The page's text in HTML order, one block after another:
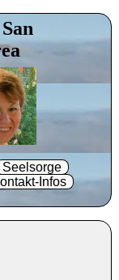
Seelsorge
Infos